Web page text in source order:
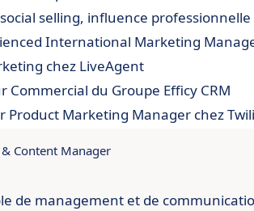
selling, influence
International Marketing
chez LiveAgent
du Groupe Efficy CRM
Product Marketing Manager chez
Content Manager
de management et de